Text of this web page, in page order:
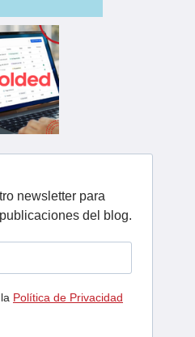
newsletter para
del blog.
Política de Privacidad